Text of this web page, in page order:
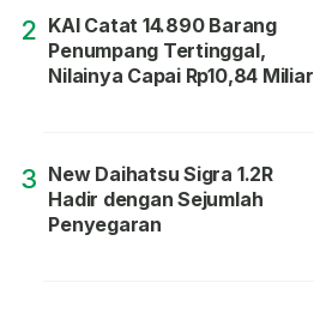
2 KAI Catat 14.890 Barang
Penumpang Tertinggal,
Nilainya Capai Rp10,84 Miliar
3 New Daihatsu Sigra 1.2R
Hadir dengan Sejumlah
Penyegaran